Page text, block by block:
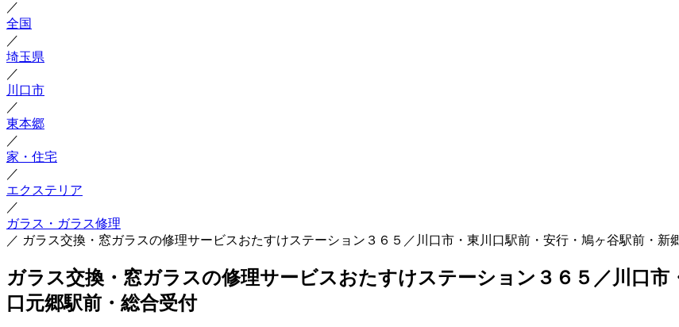
／
全国
／
埼玉県
／
川口市
／
東本郷
／
家・住宅
／
エクステリア
／
ガラス・ガラス修理
／ ガラス交換・窓ガラスの修理サービスおたすけステーション３６５／川口市・東川口駅前・安行・鳩ヶ谷駅前・新
ガラス交換・窓ガラスの修理サービスおたすけステーション３６５／川口市
口元郷駅前・総合受付